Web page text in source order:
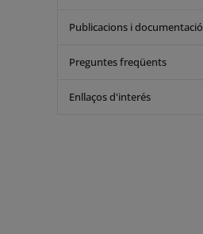
Publicacions i documentació
Preguntes freqüents
Enllaços d'interés